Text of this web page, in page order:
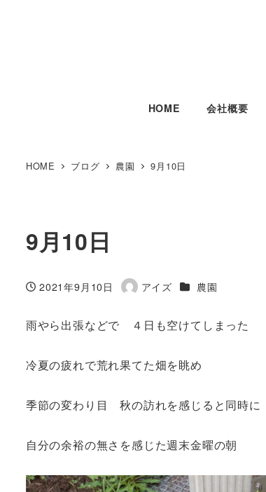
HOME 会社概要
HOME ブログ 農園 9月10日
9月10日
投稿日
2021年9月10日
著
アイズ カテゴリー
農園
雨やら出張などで ４日も空けてしまった
冷夏の疲れで荒れ果てた畑を眺め
季節の変わり目 秋の訪れを感じると同時に
自分の余裕の無さを感じた週末金曜の朝